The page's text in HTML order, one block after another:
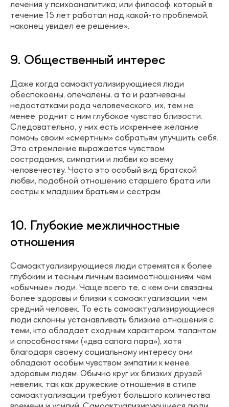
лечения у психоаналитика; или философ, который в
течение 15 лет работал над какой-то проблемой,
наконец увидел ее решение».
9. Общественный интерес
Даже когда самоактуализирующиеся люди
обеспокоены, опечалены, а то и разгневаны
недостатками рода человеческого, их, тем не
менее, роднит с ним глубокое чувство близости.
Следовательно, у них есть искреннее желание
помочь своим «смертным» собратьям улучшить себя.
Это стремление выражается чувством
сострадания, симпатии и любви ко всему
человечеству. Часто это особый вид братской
любви, подобной отношению старшего брата или
сестры к младшим братьям и сестрам.
10. Глубокие межличностные
отношения
Самоактуализирующиеся люди стремятся к более
глубоким и тесным личным взаимоотношениям, чем
«обычные» люди. Чаще всего те, с кем они связаны,
более здоровы и близки к самоактуализации, чем
средний человек. То есть самоактуализирующиеся
люди склонны устанавливать близкие отношения с
теми, кто обладает сходным характером, талантом
и способностями («два сапога пара»), хотя
благодаря своему социальному интересу они
обладают особым чувством эмпатии к менее
здоровым людям. Обычно круг их близких друзей
невелик, так как дружеские отношения в стиле
самоактуализации требуют большого количества